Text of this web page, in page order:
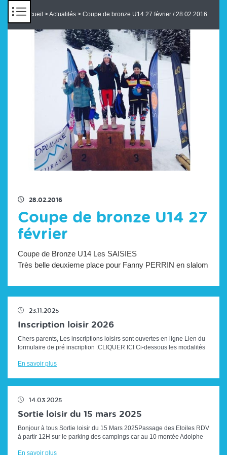
Accueil >Actualités > Coupe de bronze U14 27 février / 28.02.2016
28.02.2016
Coupe de bronze U14 27
février
Coupe de Bronze U14 Les SAISIES
Très belle deuxieme place pour Fanny PERRIN en slalom
23.11.2025
Inscription loisir 2026
Chers parents, Les inscriptions loisirs sont ouvertes en ligne Lien du
formulaire de pré inscription :CLIQUER ICI Ci-dessous les modalités
En savoir plus
14.03.2025
Sortie loisir du 15 mars 2025
Bonjour à tous Sortie loisir du 15 Mars 2025Passage des Etoiles RDV
à partir 12H sur le parking des campings car au 10 montée Adolphe
En savoir plus